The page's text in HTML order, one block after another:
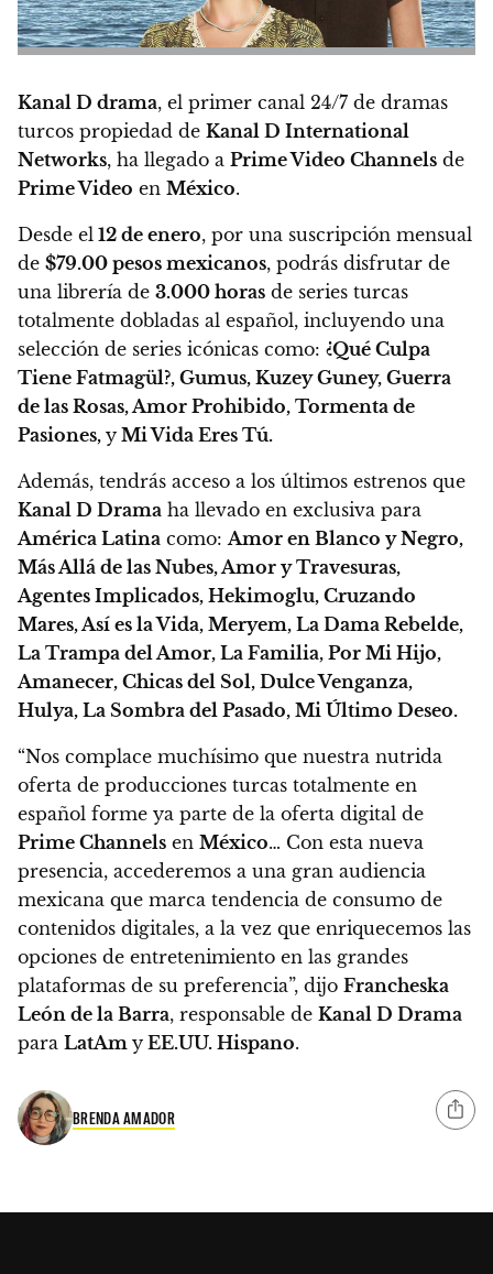
Kanal D drama, el primer canal 24/7 de dramas
turcos propiedad de Kanal D International
Networks, ha llegado a Prime Video Channels de
Prime Video en México.
Desde el 12 de enero, por una suscripción mensual
de $79.00 pesos mexicanos, podrás disfrutar de
una librería de 3.000 horas de series turcas
totalmente dobladas al español, incluyendo una
selección de series icónicas como: ¿Qué Culpa
Tiene Fatmagül?, Gumus, Kuzey Guney, Guerra
de las Rosas, Amor Prohibido, Tormenta de
Pasiones, y Mi Vida Eres Tú.
Además, tendrás acceso a los últimos estrenos que
Kanal D Drama ha llevado en exclusiva para
América Latina como: Amor en Blanco y Negro,
Más Allá de las Nubes, Amor y Travesuras,
Agentes Implicados, Hekimoglu, Cruzando
Mares, Así es la Vida, Meryem, La Dama Rebelde,
La Trampa del Amor, La Familia, Por Mi Hijo,
Amanecer, Chicas del Sol, Dulce Venganza,
Hulya, La Sombra del Pasado, Mi Último Deseo.
“Nos complace muchísimo que nuestra nutrida
oferta de producciones turcas totalmente en
español forme ya parte de la oferta digital de
Prime Channels en México… Con esta nueva
presencia, accederemos a una gran audiencia
mexicana que marca tendencia de consumo de
contenidos digitales, a la vez que enriquecemos las
opciones de entretenimiento en las grandes
plataformas de su preferencia”, dijo Francheska
León de la Barra, responsable de Kanal D Drama
para LatAm y EE.UU. Hispano.
BRENDA AMADOR